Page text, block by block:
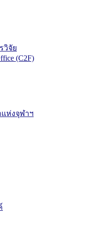
วิจัย
(C2F)
ห่งจุฬาฯ